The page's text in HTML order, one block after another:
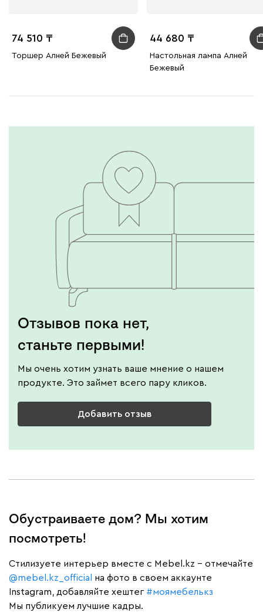
74 510
Торшер Алней Бежевый
44 680
Настольная лампа Алней
Бежевый
Отзывов пока нет,
станьте первыми!
Мы очень хотим узнать ваше мнение о нашем
продукте. Это займет всего пару кликов.
Добавить отзыв
Обустраиваете дом? Мы хотим
посмотреть!
Cтилизуете интерьер вместе с Mebel.kz – отмечайте
@mebel.kz_official
на фото в своем аккаунте
Instagram, добавляйте хештег #моямебелькз
Мы публикуем лучшие кадры.